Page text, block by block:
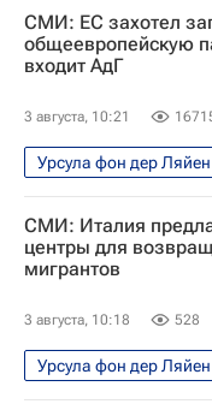
СМИ: ЕС захотел
общеевропейскую
входит АдГ
3 августа, 10:21
Урсула фон дер Ляйен
Люксембург (округ)
Эрик Земмур
Альтернатива для
СМИ: Италия
центры для
мигрантов
3 августа, 10:18 528
Урсула фон дер Ляйен